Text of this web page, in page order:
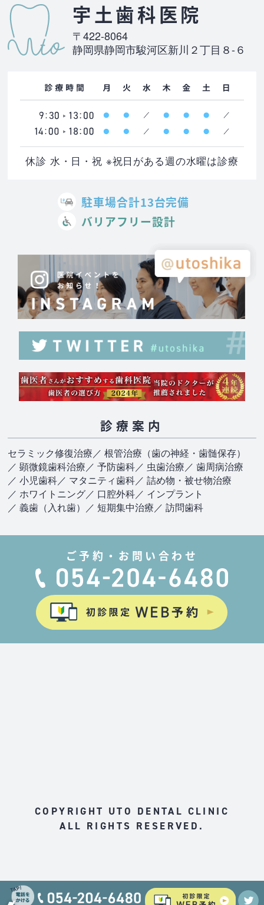
宇土歯科医院
〒422-8064
静岡県静岡市駿河区新川２丁目８-６
休診 水・日・祝 ※祝日がある週の水曜は診療
駐車場合計13台完備
バリアフリー設計
診療案内
セラミック修復治療／ 根管治療（歯の神経・歯髄保存）
／ 顕微鏡歯科治療／ 予防歯科／ 虫歯治療／ 歯周病治療
／ 小児歯科／ マタニティ歯科／ 詰め物・被せ物治療
／ ホワイトニング／ 口腔外科／ インプラント
／ 義歯（入れ歯） ／ 短期集中治療／ 訪問歯科
ご予約・お問い合わせ
COPYRIGHT UTO DENTAL CLINIC
ALL RIGHTS RESERVED.